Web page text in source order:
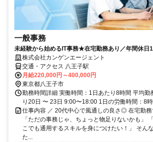
一般事務
未経験から始めるIT事務★在宅勤務あり／年間休
株式会社カンゲンエージェント
交通・アクセス 八王子駅
月給220,000円～400,000円
東京都八王子市
勤務時間詳細 実働時間：1日あたり8時間 平均勤
り20日 〜 23日 9:00〜18:00 1日の労働時間：8
仕事内容 ／ 20代中心で風通しの良さ◎ 在宅勤務
「ただの事務じゃ、ちょっと物足りないかも」
こでも通用するスキルを身につけたい！」 そん
た...